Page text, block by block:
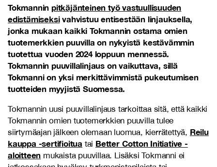
Tokmannin pitkäjänteinen työ vastuullisuuden
edistämiseksivahvistuu entisestään linjauksella,
jonka mukaan kaikki Tokmannin ostama omien
tuotemerkkien puuvilla on nykyistä kestävämmin
tuotettua vuoden 2024 loppuun mennessä.
Tokmannin puuvillalinjaus on vaikuttava, sillä
Tokmanni on yksi merkittävimmistä pukeutumisen
tuotteiden myyjistä Suomessa.
Tokmannin uusi puuvillalinjaus tarkoittaa sitä, että kaikki
Tokmannin omien tuotemerkkien puuvilla tulee
siirtymäajan jälkeen olemaan luomua, kierrätettyä, Reilu
kauppa -sertifioitua tai Better Cotton Initiative -
aloitteen mukaista puuvillaa. Lisäksi Tokmanni ei